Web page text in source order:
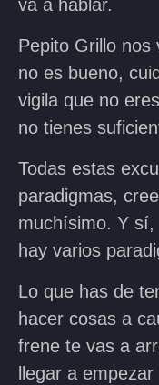
va a hablar.
Pepito Grillo
no es bueno,
vigila que no
no tienes
Todas estas
paradigmas,
muchísimo. Y sí,
hay varios
Lo que has de
hacer cosas a
frene te vas a
llegar a